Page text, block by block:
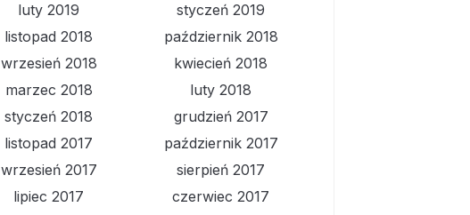
luty 2019
styczeń 2019
listopad 2018
październik 2018
wrzesień 2018
kwiecień 2018
marzec 2018
luty 2018
styczeń 2018
grudzień 2017
listopad 2017
październik 2017
wrzesień 2017
sierpień 2017
lipiec 2017
czerwiec 2017